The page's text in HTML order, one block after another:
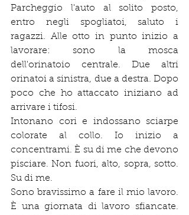
Parcheggio l'auto al solito posto,
entro negli spogliatoi, saluto i
ragazzi. Alle otto in punto inizio a
lavorare: sono la mosca
dell'orinatoio centrale. Due altri
orinatoi a sinistra, due a destra. Dopo
poco che ho attaccato iniziano ad
arrivare i tifosi.
Intonano cori e indossano sciarpe
colorate al collo. Io inizio a
concentrami. È su di me che devono
pisciare. Non fuori, alto, sopra, sotto.
Su di me.
Sono bravissimo a fare il mio lavoro.
È una giornata di lavoro sfiancate.